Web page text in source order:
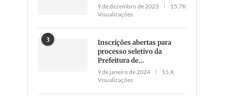
9 de dezembro de 2023
15,7K
Visualizações
3
Inscrições abertas para
processo seletivo da
Prefeitura de...
9 de janeiro de 2024
15,K
Visualizações